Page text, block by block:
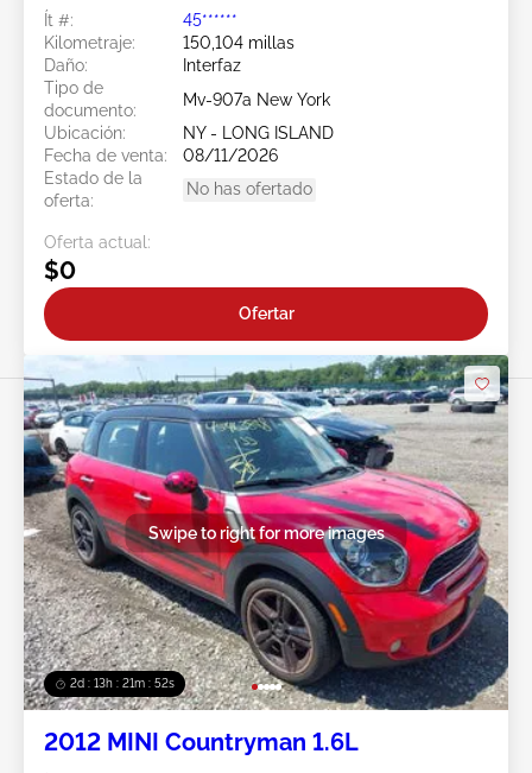
Ít #:
45******
Kilometraje:
150,104 millas
Daño:
Interfaz
Tipo de
documento:
Mv-907a New York
Ubicación:
NY - LONG ISLAND
Fecha de venta:
08/11/2026
Estado de la
oferta:
No has ofertado
Oferta actual:
$0
Ofertar
2d : 13h : 21m : 49s
Swipe to right for more images
2012 MINI Countryman 1.6L